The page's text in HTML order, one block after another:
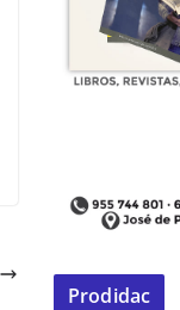
Prodidac